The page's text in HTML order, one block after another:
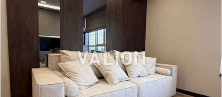
перепланировкой . Территория комплекса - ограждена и
закрыта. Во дворе детские площадки. Рядом ТРЦ Retroville.
Novus, Леруа Мерлен, кинотеатр, бассейн. В 2025 году
планируется открытие станции метро в пешей доступности от
комплекса. Цена 195000 у.е., тел 0963198153 Геннадий
/valion.ua/1034841